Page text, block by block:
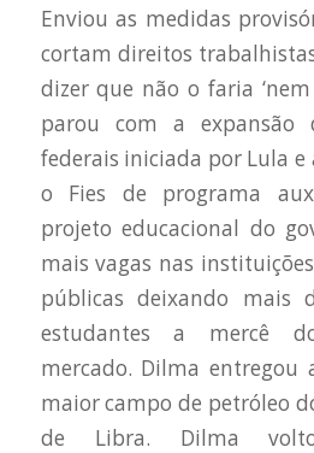
Enviou as medidas
cortam direitos
dizer que não o faria ‘nem
parou com a expansão
federais iniciada por Lula
o Fies de programa
projeto educacional do
mais vagas nas
públicas deixando mais
estudantes a mercê
mercado. Dilma entregou
maior campo de petróleo
de Libra. Dilma